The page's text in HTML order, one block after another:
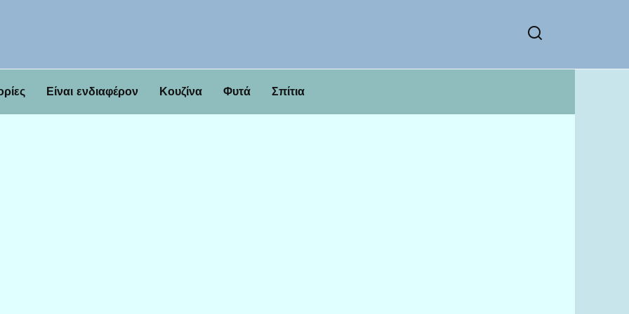
Είναι ενδιαφέρον Κουζίνα Φυτά Σπίτια